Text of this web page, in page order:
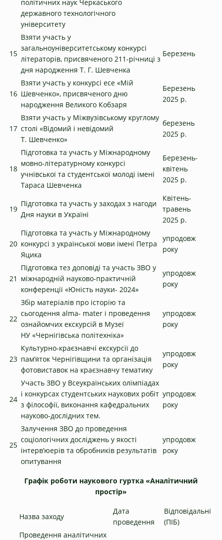
політичних наук Черкаського
державного технологічного
університету
15
Взяти участь у
загальноуніверситетському конкурсі
літераторів, присвяченого 211-річниці з
дня народження Т. Г. Шевченка
Березень
16
Взяти участь у конкурсі есе «Мій
Шевченко», присвяченого дню
народження Великого Кобзаря
Березень
2025 р.
17
Взяти участь у Міжвузівському круглому
столі «Відомий і невідомий
Т. Шевченко»
березень
2025 р.
18
Підготовка та участь у Міжнародному
мовно-літературному конкурсі
учнівської та студентської молоді імені
Тараса Шевченка
Березень-
квітень
2025 р.
19
Підготовка та участь у заходах з нагоди
Дня науки в Україні
Квітень-
травень
2025 р.
20
Підготовка та участь у Міжнародному
конкурсі з української мови імені Петра
Яцика
упродовж
року
21
Підготовка тез доповіді та участь ЗВО у
міжнародній науково-практичній
конференції «Юність науки- 2024»
упродовж
року
22
Збір матеріалів про історію та
сьогодення alma- mater і проведення
ознайомчих екскурсій в Музеї
НУ «Чернігівська політехніка»
упродовж
року
23
Культурно-краєзнавчі екскурсії до
пам’яток Чернігівщини та організація
фотовиставок на краєзнавчу тематику
упродовж
року
24
Участь ЗВО у Всеукраїнських олімпіадах
і конкурсах студентських наукових робіт
з філософії, виконання кафедральних
науково-дослідних тем.
упродовж
року
25
Залучення ЗВО до проведення
соціологічних досліджень у якості
інтерв’юерів та обробників результатів
опитування
упродовж
року
Графік роботи наукового гуртка «Аналітичний
простір»
Назва заходу
Дата
проведення
Відповідальні
(ПІБ)
Проведення аналітичних